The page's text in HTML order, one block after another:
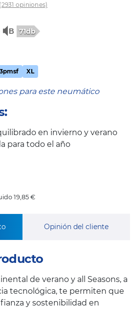
(2931 opiniones)
71db
3pmsf XL
para este neumático
en invierno y verano
para todo el año
19,85 €
Opinión del cliente
de verano y all Seasons, a
tecnológica, te permiten que
y sostenibilidad en